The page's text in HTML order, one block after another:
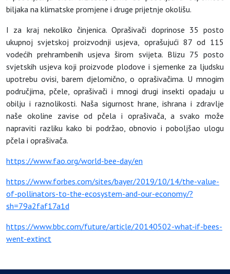
biljaka na klimatske promjene i druge prijetnje okolišu.
I za kraj nekoliko činjenica. Oprašivači doprinose 35 posto
ukupnoj svjetskoj proizvodnji usjeva, oprašujući 87 od 115
vodećih prehrambenih usjeva širom svijeta. Blizu 75 posto
svjetskih usjeva koji proizvode plodove i sjemenke za ljudsku
upotrebu ovisi, barem djelomično, o oprašivačima. U mnogim
područjima, pčele, oprašivači i mnogi drugi insekti opadaju u
obilju i raznolikosti. Naša sigurnost hrane, ishrana i zdravlje
naše okoline zavise od pčela i oprašivača, a svako može
napraviti razliku kako bi podržao, obnovio i poboljšao ulogu
pčela i oprašivača.
https://www.fao.org/world-bee-day/en
https://www.forbes.com/sites/bayer/2019/10/14/the-value-
of-pollinators-to-the-ecosystem-and-our-economy/?
sh=79a2faf17a1d
https://www.bbc.com/future/article/20140502-what-if-bees-
went-extinct